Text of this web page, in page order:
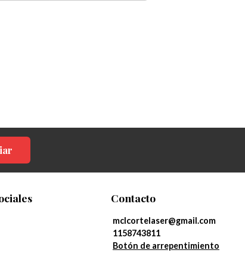
Contacto
mclcortelaser@gmail.com
1158743811
Botón de arrepentimiento